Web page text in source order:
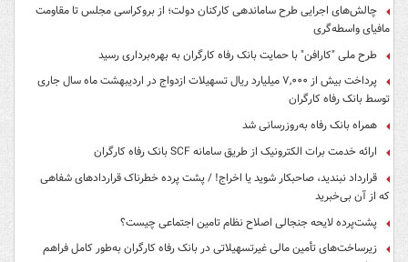
چالش‌های اجرایی طرح ساماندهی کارکنان دولت؛ از بروکراسی مجلس تا مقاومت
مافیای واسطه‌گری
طرح ملی "کارافن" با حمایت بانک رفاه کارگران به بهره‌برداری رسید
پرداخت بیش از ۷,۰۰۰ میلیارد ریال تسهیلات ازدواج در اردیبهشت ماه سال جاری
توسط بانک رفاه کارگران
همراه بانک رفاه به‌روزرسانی شد
ارائه خدمت برات الکترونیک از طریق سامانه SCF بانک رفاه کارگران
قرارداد نبندید، صاحبکار شوید یا اخراج! / پشت پرده خطرناک قراردادهای شفاهی
که از آن بی‌خبرید
پشت‌پرده لایحه جنجالی اصلاح نظام تامین اجتماعی چیست؟
زیرساخت‌های تأمین مالی غیرتسهیلاتی در بانک رفاه کارگران به‌طور کامل فراهم